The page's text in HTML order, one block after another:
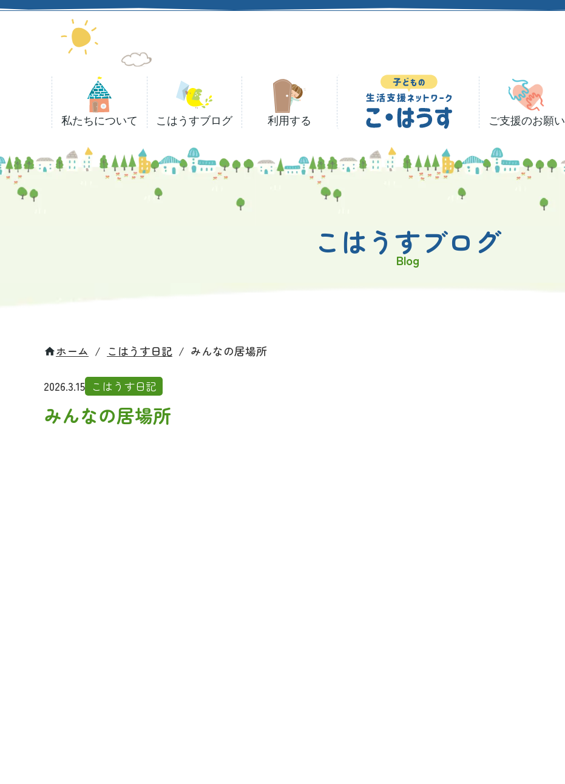
私たちについて こはうすブログ 利用する ご支援のお願い
こはうすブログ
Blog
homeホーム / こはうす日記 / みんなの居場所
2026.3.15 こはうす日記
みんなの居場所